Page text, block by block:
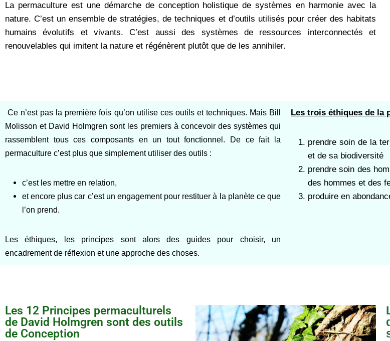
La permaculture est une démarche de conception holistique de systèmes en harmonie avec la
nature. C’est un ensemble de stratégies, de techniques et d’outils utilisés pour créer des habitats
humains évolutifs et vivants. C’est aussi des systèmes de ressources interconnectés et
renouvelables qui imitent la nature et régénèrent plutôt que de les annihiler.
Ce n’est pas la première fois qu’on utilise ces outils et techniques. Mais Bill
Molisson et David Holmgren sont les premiers à concevoir des systèmes qui
rassemblent tous ces composants en un tout fonctionnel.
De ce fait la
permaculture c’est plus que simplement utiliser des outils :
c’est les mettre en relation,
et encore plus car c’est un engagement pour restituer à la planète ce que
l’on prend.
Les éthiques, les principes sont alors des guides pour choisir, un
encadrement de réflexion et une approche des choses.
Les trois éthiques de la
prendre soin de la
et de sa biodiversité
prendre soin des
des hommes et des
produire en
Les 12 Principes permaculturels
de David Holmgren sont des outils
de Conception